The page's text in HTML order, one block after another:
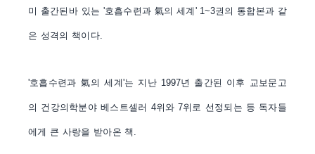
미 출간된바 있는 '호흡수련과 氣의 세계 ' 1~3권의 통합본과 같
은 성격의 책이다.
'호흡수련과 氣의 세계'는 지난 1997년 출간된 이후 교보문고
의 건강의학분야 베스트셀러 4위와7위로 선정되는 등 독자들
에게 큰 사랑을 받아온 책 .